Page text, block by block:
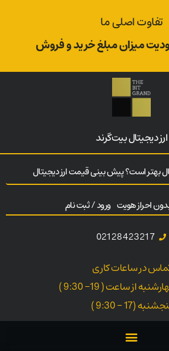
تفاوت اصلی ما
میزان مبلغ خرید و فروش
ارز‌ دیجیتال بیت‌گرند
بهتر است؟ پیش بینی قیمت ارز دیجیتال
احراز هویت ورود / ثبت نام
02128423217
در ساعات کاری
از ساعت ( 19- 9:30 )
(17 - 9:30 )